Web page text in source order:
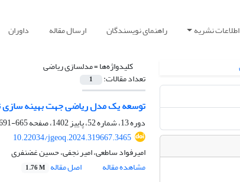
اطلاعات نشریه راهنمای نویسندگان ارسال مقاله داوران
کلیدواژه‌ها =مدلسازی ریاضی
تعداد مقالات: 1
توسعه یک مدل ریاضی جهت بهینه سازی
دوره 13، شماره 52، پاییز 1402، صفحه
665-691
10.22034/jgeoq.2024.319667.3465
امیرفواد ساطعی، امیر نجفی، حسین غضنفری
مشاهده مقاله
اصل مقاله 1.76 M